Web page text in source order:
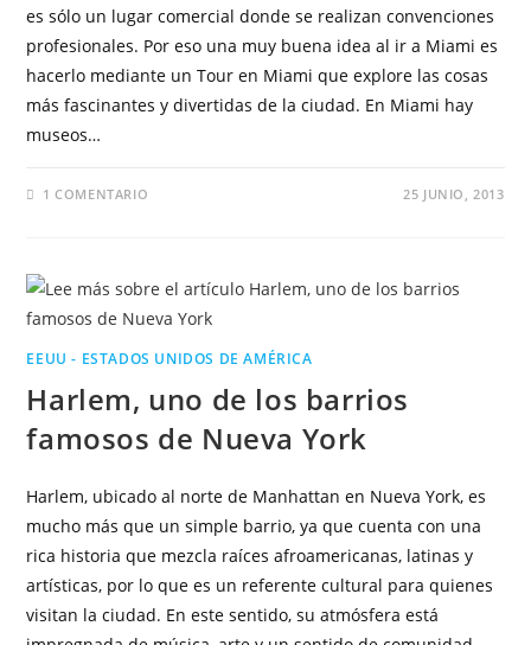
es sólo un lugar comercial donde se realizan convenciones
profesionales. Por eso una muy buena idea al ir a Miami es
hacerlo mediante un Tour en Miami que explore las cosas
más fascinantes y divertidas de la ciudad. En Miami hay
museos…
1 COMENTARIO 25 JUNIO, 2013
EEUU - ESTADOS UNIDOS DE AMÉRICA
Harlem, uno de los barrios
famosos de Nueva York
Harlem, ubicado al norte de Manhattan en Nueva York, es
mucho más que un simple barrio, ya que cuenta con una
rica historia que mezcla raíces afroamericanas, latinas y
artísticas, por lo que es un referente cultural para quienes
visitan la ciudad. En este sentido, su atmósfera está